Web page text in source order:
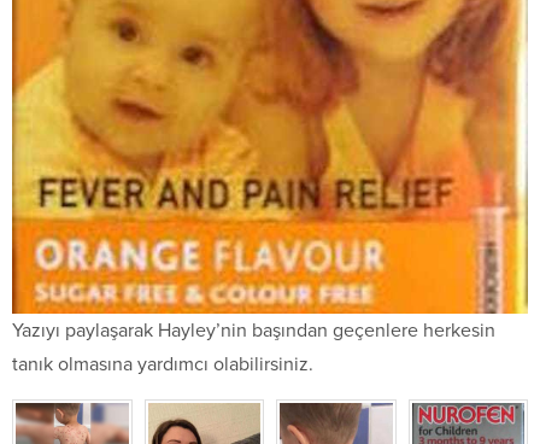
Yazıyı paylaşarak Hayley’nin başından geçenlere herkesin
tanık olmasına yardımcı olabilirsiniz.